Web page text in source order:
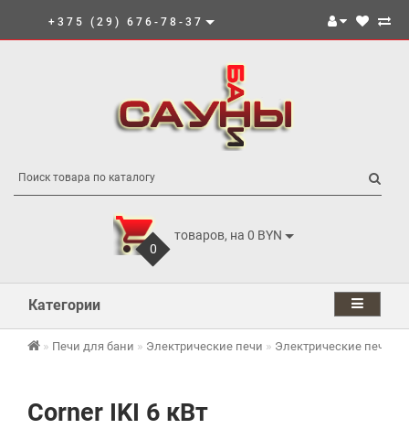
+375 (29) 676-78-37
0
товаров, на 0 BYN
Категории
Печи для бани Электрические печи Электрические печи IKI
Corner IKI 6 кВт